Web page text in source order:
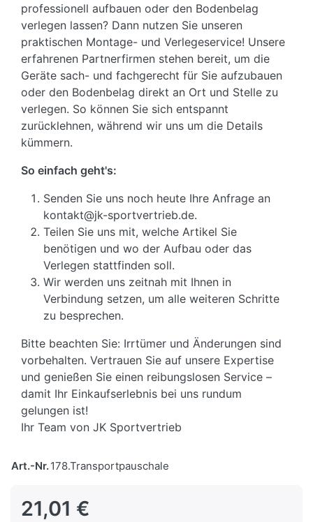
professionell aufbauen oder den Bodenbelag
verlegen lassen? Dann nutzen Sie unseren
praktischen Montage- und Verlegeservice! Unsere
erfahrenen Partnerfirmen stehen bereit, um die
Geräte sach- und fachgerecht für Sie aufzubauen
oder den Bodenbelag direkt an Ort und Stelle zu
verlegen. So können Sie sich entspannt
zurücklehnen, während wir uns um die Details
kümmern.
So einfach geht's:
Senden Sie uns noch heute Ihre Anfrage an
kontakt@jk-sportvertrieb.de.
Teilen Sie uns mit, welche Artikel Sie
benötigen und wo der Aufbau oder das
Verlegen stattfinden soll.
Wir werden uns zeitnah mit Ihnen in
Verbindung setzen, um alle weiteren Schritte
zu besprechen.
Bitte beachten Sie: Irrtümer und Änderungen sind
vorbehalten. Vertrauen Sie auf unsere Expertise
und genießen Sie einen reibungslosen Service –
damit Ihr Einkaufserlebnis bei uns rundum
gelungen ist!
Ihr Team von JK Sportvertrieb
Art.-Nr.178.Transportpauschale
21,01 €